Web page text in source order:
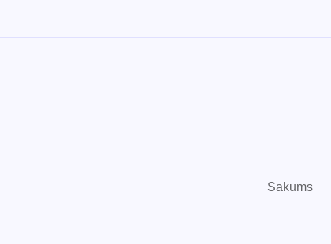
Sākums